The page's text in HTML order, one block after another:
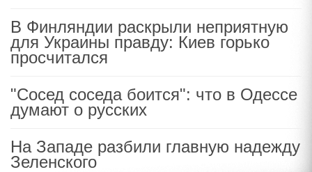
В Финляндии раскрыли неприятную
для Украины правду: Киев горько
просчитался
"Сосед соседа боится": что в Одессе
думают о русских
На Западе разбили главную надежду
Зеленского